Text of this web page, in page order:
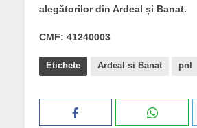
alegătorilor din Ardeal și Banat.
CMF: 41240003
Etichete Ardeal si Banat pnl